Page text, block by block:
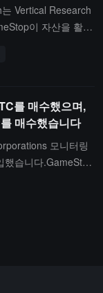
화하고 있음을 암시
Vertical Research
이 자산을 활용
를 매수했으며,
매수했습니다
모니터링
습니다.GameStop
50만 개를 초과했
개의 비트코인을